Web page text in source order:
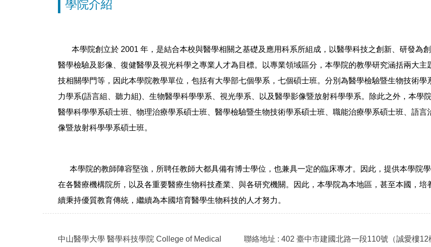
學院介紹
本學院創立於 2001 年，是結合本校與醫學相關之基礎及應用科系所組成，以醫學科技之創新、研發為
醫學檢驗及影像、復健醫學及視光科學之專業人才為目標。以專業領域區分，本學院的教學研究涵括兩大
技相關學門等，因此本學院教學單位，包括有大學部七個學系，七個碩士班。分別為醫學檢驗暨生物技術
力學系(語言組 、聽力組) 、生物醫學科學學系、視光學系、 以及醫學影像暨放射科學學系。除此之外，本學
醫學科學學系碩士班、物理治療學系碩士班 、醫學檢驗暨生物技術學系碩士班 、職能治療學系碩士班 語言
像暨放射科學學系碩士班。
本學院的教師陣容堅強，所聘任教師大都具備有博士學位，也兼具一定的臨床專才。因此，提供本學院
在各醫療機構院所，以及各重要醫療生物科技產業、與各研究機關。因此，本學院為本地區，甚至本國，
續秉持優質教育傳統，繼續為本國培育醫學生物科技的人才努力。
中山醫學大學 醫學科技學院 College of Medical
聯絡地址 : 402 臺中市建國北路一段110號（誠愛樓12